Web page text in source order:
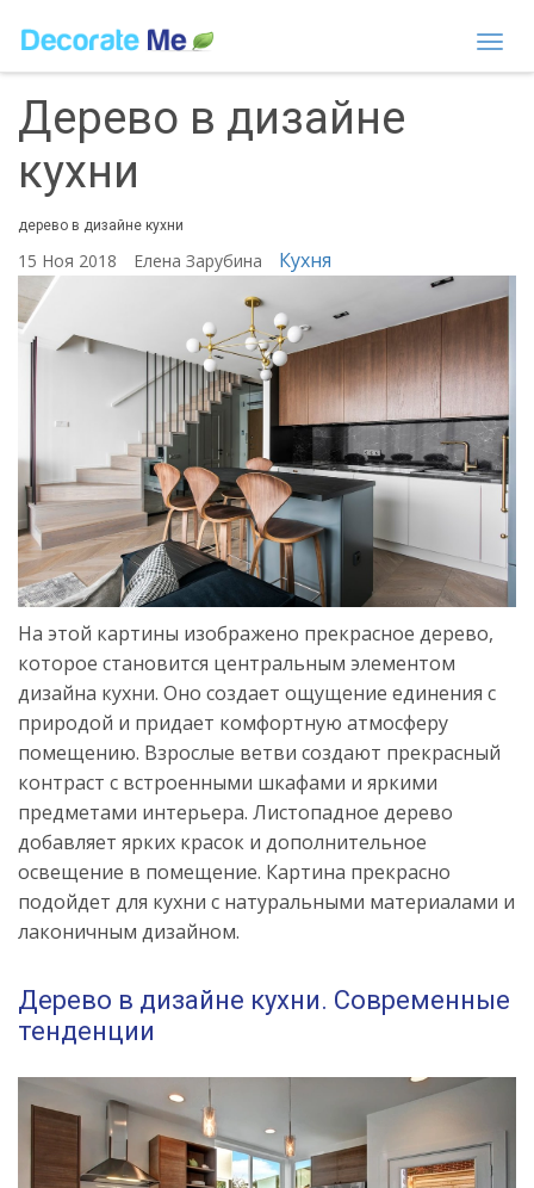
Дерево в дизайне
кухни
дерево в дизайне кухни
15 Ноя 2018 Елена Зарубина Кухня
На этой картины изображено прекрасное дерево,
которое становится центральным элементом
дизайна кухни. Оно создает ощущение единения с
природой и придает комфортную атмосферу
помещению. Взрослые ветви создают прекрасный
контраст с встроенными шкафами и яркими
предметами интерьера. Листопадное дерево
добавляет ярких красок и дополнительное
освещение в помещение. Картина прекрасно
подойдет для кухни с натуральными материалами и
лаконичным дизайном.
Дерево в дизайне кухни. Современные
тенденции